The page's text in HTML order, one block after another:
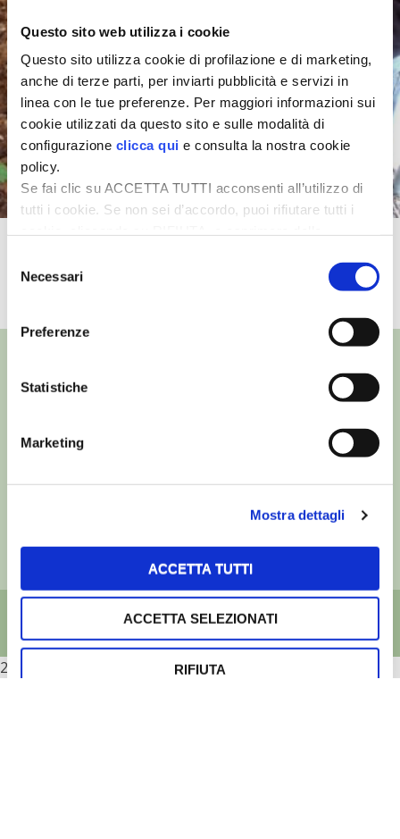
Questo sito web utilizza i cookie
Questo sito utilizza cookie di profilazione e di marketing,
anche di terze parti, per inviarti pubblicità e servizi in
linea con le tue preferenze. Per maggiori informazioni sui
cookie utilizzati da questo sito e sulle modalità di
configurazione clicca qui e consulta la nostra cookie
policy.
Se fai clic su ACCETTA TUTTI acconsenti all’utilizzo di
tutti i cookie. Se non sei d’accordo, puoi rifiutare tutti i
desideri accettare e cliccando ACCETTA SELEZIONATI.
delNecessari
Preferenze
Statistiche
Marketing
Mostra dettagli
ACCETTA TUTTI
ACCETTA SELEZIONATI
RIFIUTA
I PARTNER DI VITA IN CAMPAGNA
RASIKAL
BIOGENTS
TUTTI I VIDEO
Partita iva: 00230010233
Capitale sociale: Euro 510.000,00 i.v.
2026